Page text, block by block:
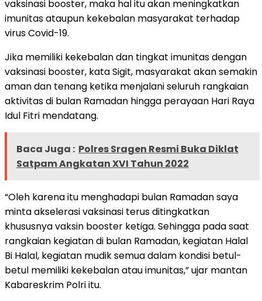
vaksinasi booster, maka hal itu akan meningkatkan
imunitas ataupun kekebalan masyarakat terhadap
virus Covid-19.
Jika memiliki kekebalan dan tingkat imunitas dengan
vaksinasi booster, kata Sigit, masyarakat akan semakin
aman dan tenang ketika menjalani seluruh rangkaian
aktivitas di bulan Ramadan hingga perayaan Hari Raya
Idul Fitri mendatang.
Baca Juga : Polres Sragen Resmi Buka Diklat
Satpam Angkatan XVI Tahun 2022
“Oleh karena itu menghadapi bulan Ramadan saya
minta akselerasi vaksinasi terus ditingkatkan
khususnya vaksin booster ketiga. Sehingga pada saat
rangkaian kegiatan di bulan Ramadan, kegiatan Halal
Bi Halal, kegiatan mudik semua dalam kondisi betul-
betul memiliki kekebalan atau imunitas,” ujar mantan
Kabareskrim Polri itu.